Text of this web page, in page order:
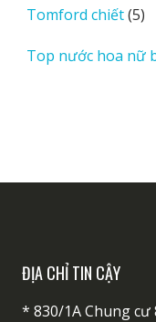
Tomford chiết 55
Top nước hoa nữ
ĐỊA CHỈ TIN CẬY
* 830/1A Chung cư